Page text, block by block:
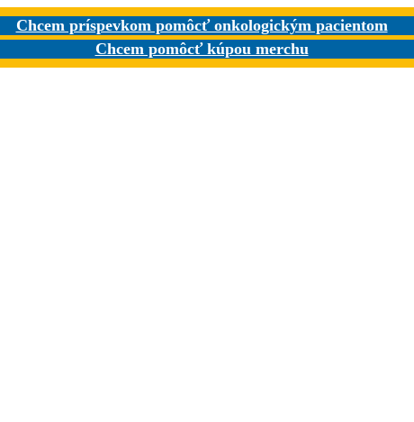
Chcem príspevkom pomôcť onkologickým pacientom
Chcem pomôcť kúpou merchu